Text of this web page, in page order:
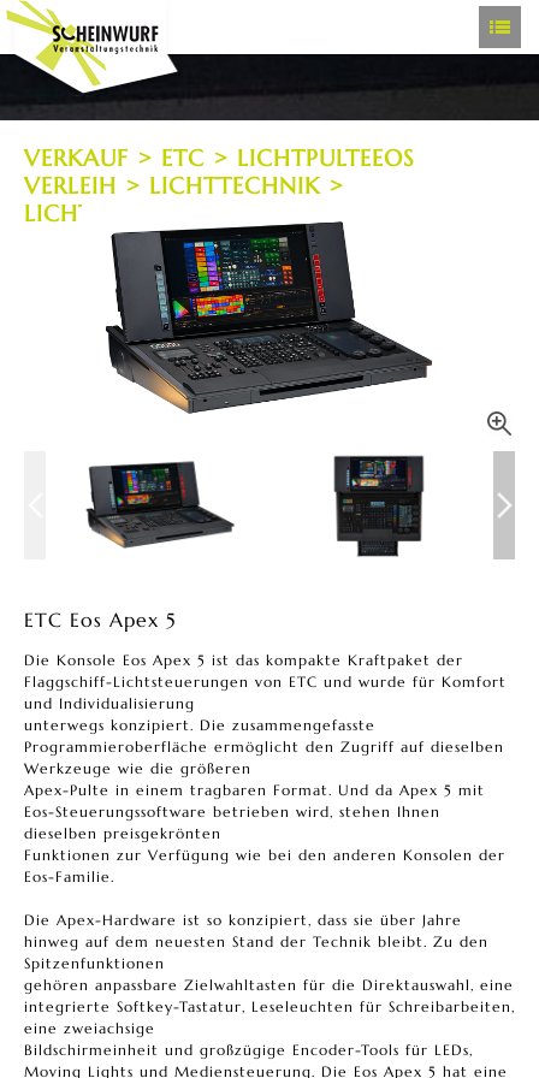
VERKAUF > ETC > LICHTPULTEEOS
VERLEIH > LICHTTECHNIK>
LICHTSTEUERUNG
ETC Eos Apex 5
Die Konsole Eos Apex 5 ist das kompakte Kraftpaket der
Flaggschiff-Lichtsteuerungen von ETC und wurde für Komfort
und Individualisierung
unterwegs konzipiert. Die zusammengefasste
Programmieroberfläche ermöglicht den Zugriff auf dieselben
Werkzeuge wie die größeren
Apex-Pulte in einem tragbaren Format. Und da Apex 5 mit
Eos-Steuerungssoftware betrieben wird, stehen Ihnen
dieselben preisgekrönten
Funktionen zur Verfügung wie bei den anderen Konsolen der
Eos-Familie.
Die Apex-Hardware ist so konzipiert, dass sie über Jahre
hinweg auf dem neuesten Stand der Technik bleibt. Zu den
Spitzenfunktionen
gehören anpassbare Zielwahltasten für die Direktauswahl, eine
integrierte Softkey-Tastatur, Leseleuchten für Schreibarbeiten,
eine zweiachsige
Bildschirmeinheit und großzügige Encoder-Tools für LEDs,
Moving Lights und Mediensteuerung. Die Eos Apex 5 hat eine